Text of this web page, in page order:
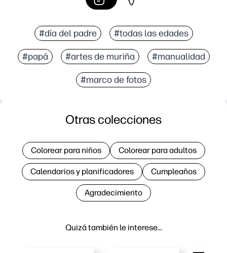
#día del padre #todas las edades
#papá #artes de muriña #manualidad
#marco de fotos
Quizá también le interese…
Otras colecciones
Colorear para niños Colorear para adultos
Calendarios y planificadores Cumpleaños
Agradecimiento